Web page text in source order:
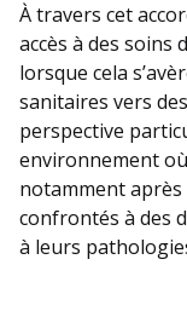
À travers cet
accès à des soins
lorsque cela
sanitaires vers
perspective
environnement
notamment
confrontés à des
à leurs